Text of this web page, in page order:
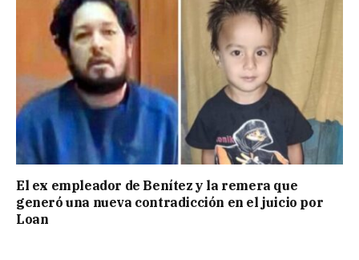
El ex empleador de Benítez y la remera que
generó una nueva contradicción en el juicio por
Loan